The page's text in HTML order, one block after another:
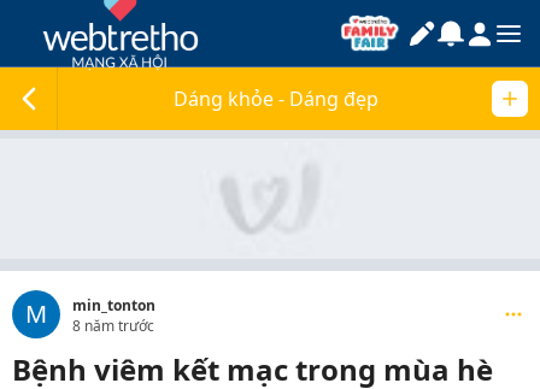
Dáng khỏe - Dáng đẹp
M
min_tonton
8 năm trước
Bệnh viêm kết mạc trong mùa hè